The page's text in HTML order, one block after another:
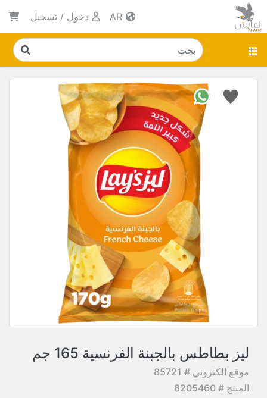
دخول / تسجيل
ليز بطاطس بالجبنة الفرنسية 165 جم
موقع الكتروني # 85721
المنتج # 8205460